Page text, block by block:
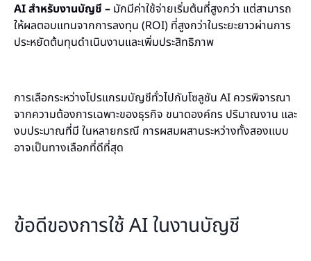
AI สำหรับงานบัญชี – มักมีค่าใช้จ่ายเริ่มต้นที่สูงกว่า แต่สามารถ
ให้ผลตอบแทนจากการลงทุน (ROI) ที่สูงกว่าในระยะยาวผ่านการ
ประหยัดต้นทุนดำเนินงานและเพิ่มประสิทธิภาพ
การเลือกระหว่างโปรแกรมบัญชีทั่วไปกับโซลูชัน AI ควรพิจารณา
จากความต้องการเฉพาะของธุรกิจ ขนาดองค์กร ปริมาณงาน และ
งบประมาณที่มี ในหลายกรณี การผสมผสานระหว่างทั้งสองแบบ
อาจเป็นทางเลือกที่ดีที่สุด
ข้อดีของการใช้ AI ในงานบัญชี